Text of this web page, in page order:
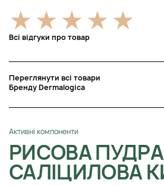
Всі відгуки про товар
Переглянути всі товари
Бренду Dermalogica
Активні компоненти
РИСОВА
САЛІЦИЛОВА